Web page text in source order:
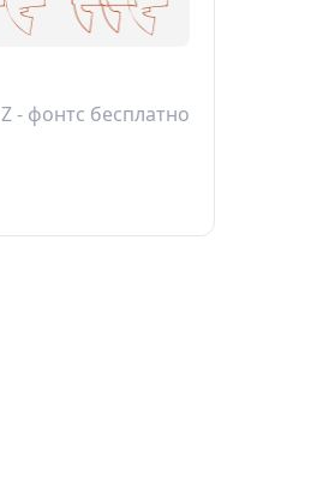
Z - фонтс бесплатно